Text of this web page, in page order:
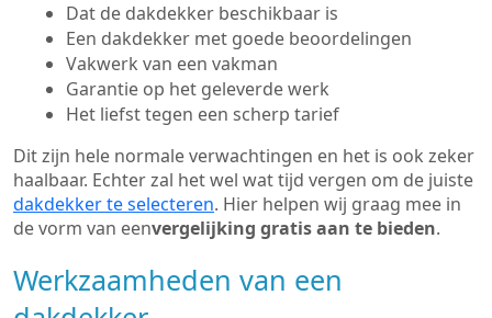
Dat de dakdekker beschikbaar is
Een dakdekker met goede beoordelingen
Vakwerk van een vakman
Garantie op het geleverde werk
Het liefst tegen een scherp tarief
Dit zijn hele normale verwachtingen en het is ook zeker
haalbaar. Echter zal het wel wat tijd vergen om de juiste
dakdekker te selecteren. Hier helpen wij graag mee in
de vorm van eenvergelijking gratis aan te bieden.
Werkzaamheden van een